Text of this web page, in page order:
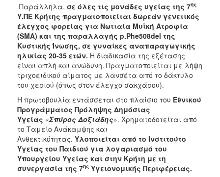
Παράλληλα, σε όλες τις μονάδες υγείας της 7ης
Υ.ΠΕ Κρήτης πραγματοποιείται δωρεάν γενετικός
έλεγχος φορείας για Νωτιαία Μυϊκή Ατροφία
(SMA) και της παραλλαγής p.Phe508del της
Κυστικής Ίνωσης, σε γυναίκες αναπαραγωγικής
ηλικίας 20-35 ετών. Η διαδικασία της εξέτασης
είναι απλή και ανώδυνη. Πραγματοποιείται με λήψη
τριχοειδικού αίματος με λανσέτα από το δάκτυλο
του χεριού (όπως στον έλεγχο σακχάρου).
Η πρωτοβουλία εντάσσεται στο πλαίσιο του Εθνικού
Προγράμματος Πρόληψης Δημόσιας
Υγείας «Σπύρος Δοξιάδης». Χρηματοδοτείται από
το Ταμείο Ανάκαμψης και
Ανθεκτικότητας. Υλοποιείται από το Ινστιτούτο
Υγείας του Παιδιού για λογαριασμό του
Υπουργείου Υγείας και στην Κρήτη με τη
συνεργασία της 7ης Υγειονομικής Περιφέρειας.